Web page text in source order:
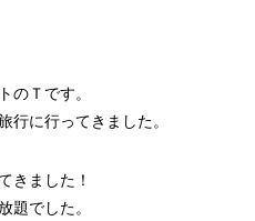
のＴです。
行に行ってきました。
きました！
題でした。